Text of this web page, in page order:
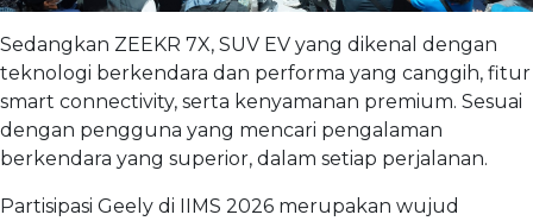
Sedangkan ZEEKR 7X, SUV EV yang dikenal dengan
teknologi berkendara dan performa yang canggih, fitur
smart connectivity, serta kenyamanan premium. Sesuai
dengan pengguna yang mencari pengalaman
berkendara yang superior, dalam setiap perjalanan.
Partisipasi Geely di IIMS 2026 merupakan wujud